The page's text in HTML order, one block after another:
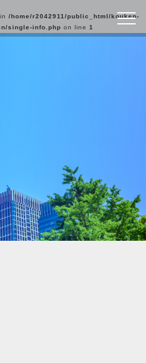
/home/r2042911/public_html/kouken-
single-info.php on line 1